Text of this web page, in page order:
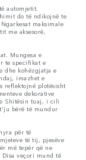
automjetit.
do të ndikojnë te
maksimale
me aksesorë,
Mungesa e
te specifikat e
dhe kohëzgjatja e
imazhet e
reflektojnë plotësisht
dekorative
Shitësin tuaj, i cili
bërë të mundur
për të
të tij, pjesëve
më tepër që ne
veçori mund të